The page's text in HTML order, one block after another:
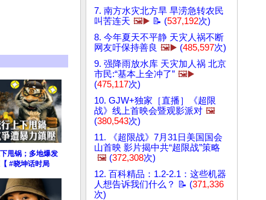
甩锅；多地爆发
#晓坤话时局
7. 南方水灾北方旱 旱涝急转农民
叫苦连天 🖼️▶️ 📝 (537,192次)
8. 今年夏天不平静 天灾人祸不断
网友吁保持善良 🖼️▶️ (485,597次)
9. 强降雨放水库 天灾加人祸 北京
市民:“基本上全冲了” 🖼️▶️
(475,117次)
10. GJW+独家［直播］《超限
战》线上首映会暨观影派对 🖼️
(380,543次)
11. 《超限战》7月31日美国国会
山首映 影片揭中共“超限战”策略
🖼️ (372,308次)
12. 百科精品：1.2-2.1：这些机器
人想告诉我们什么？ 📝 (371,336
次)